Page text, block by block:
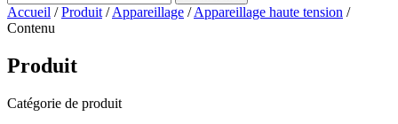
Accueil /Produit /Appareillage /Appareillage haute tension /
Contenu
Produit
Catégorie de produit